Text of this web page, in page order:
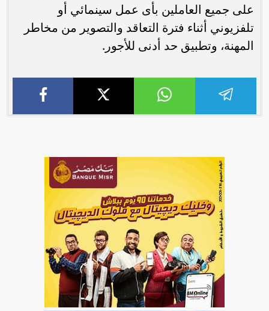
على جميع العاملين بأى عمل سينمائي أو
تلفزيوني أثناء فترة التعاقد والتصوير من مخاطر
المهنة، وتطبيق حد أدنى للأجور.